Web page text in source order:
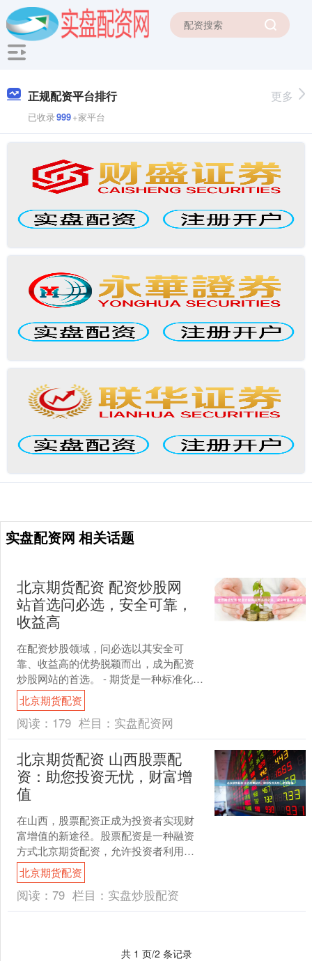
正规配资平台排行
已收录999+家平台
更多
实盘配资网 相关话题
北京期货配资 配资炒股网
站首选问必选，安全可靠，
收益高
在配资炒股领域，问必选以其安全可
靠、收益高的优势脱颖而出，成为配资
炒股网站的首选。 - 期货是一种标准化合
约，约定了在未来某个时间点以事先约
定的价格买入或卖出一....
北京期货配资
阅读： 179 栏目： 实盘配资网
北京期货配资 山西股票配
资：助您投资无忧，财富增
值
在山西，股票配资正成为投资者实现财
富增值的新途径。股票配资是一种融资
方式北京期货配资，允许投资者利用杠
杆效应放大投资资金，从而提高潜在收
益。 1. 自有资金：如....
北京期货配资
阅读： 79 栏目： 实盘炒股配资
共 1 页/2 条记录